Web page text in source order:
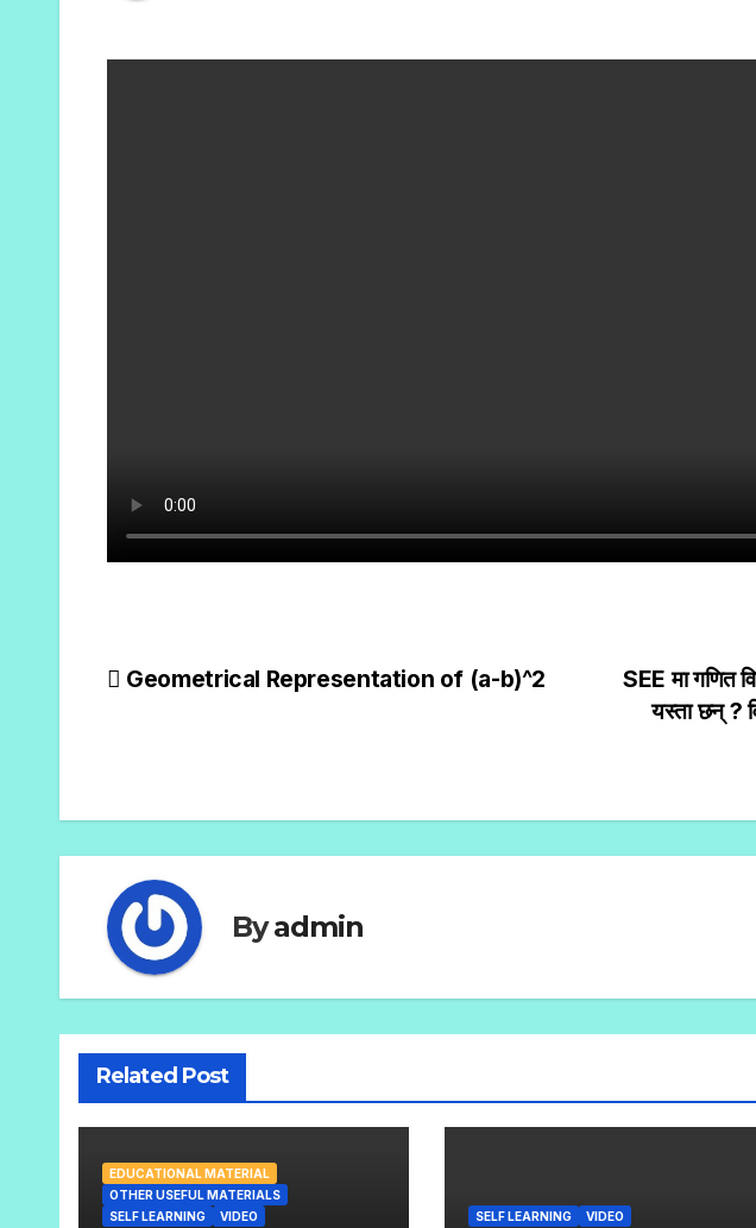
SEE मा गणित
यस्ता छन् ?
Geometrical Representation of (a-b)^2
Byadmin
Related Post
EDUCATIONAL MATERIAL
OTHER USEFUL MATERIALS
SELF LEARNING
VIDEO SELF LEARNING VIDEO